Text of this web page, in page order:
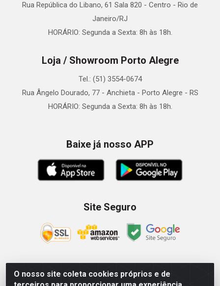
O nosso site coleta cookies próprios e de
Rua República do Libano, 61 Sala 820 - Centro - Rio de
Janeiro/RJ
HORÁRIO: Segunda a Sexta: 8h às 18h.
Loja / Showroom Porto Alegre
Tel.: (51) 3554-0674
Rua Ângelo Dourado, 77 - Anchieta - Porto Alegre - RS
HORÁRIO: Segunda a Sexta: 8h às 18h.
Baixe já nosso APP
Site Seguro
Zein Importação e Comércio LTDA - Av. Senador Queiróz, 274